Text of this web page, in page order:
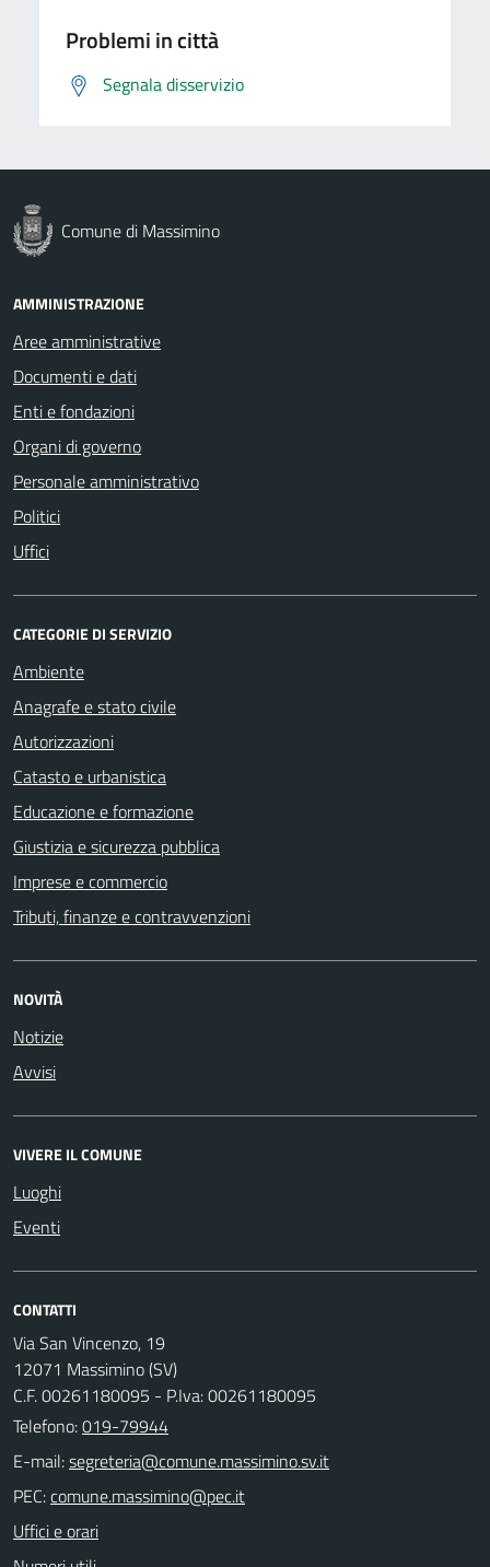
Problemi in città
Segnala disservizio
Comune di Massimino
AMMINISTRAZIONE
Aree amministrative
Documenti e dati
Enti e fondazioni
Organi di governo
Personale amministrativo
Politici
Uffici
CATEGORIE DI SERVIZIO
Ambiente
Anagrafe e stato civile
Autorizzazioni
Catasto e urbanistica
Educazione e formazione
Giustizia e sicurezza pubblica
Imprese e commercio
Tributi, finanze e contravvenzioni
NOVITÀ
Notizie
Avvisi
VIVERE IL COMUNE
Luoghi
Eventi
CONTATTI
Via San Vincenzo, 19
12071 Massimino (SV)
C.F. 00261180095 - P.Iva: 00261180095
Telefono:019-79944
E-mail:
PEC:
Uffici e orari